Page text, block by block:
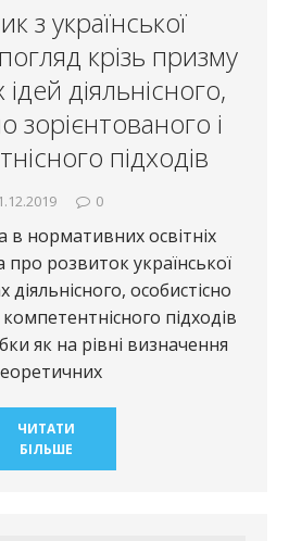
з української
крізь призму
діяльнісного,
зорієнтованого і
підходів
0
в нормативних освітніх
розвиток української
діяльнісного, особистісно
підходів
як на рівні визначення
ЧИТАТИ
БІЛЬШЕ